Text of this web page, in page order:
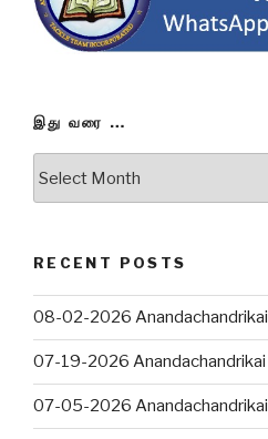
இது வரை …
RECENT POSTS
08-02-2026 Anandachandrikai
07-19-2026 Anandachandrikai
07-05-2026 Anandachandrikai